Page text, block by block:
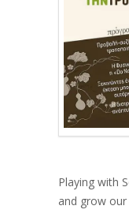
Playing with
and grow